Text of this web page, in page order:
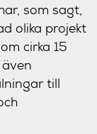
som sagt,
olika projekt
cirka 15
till